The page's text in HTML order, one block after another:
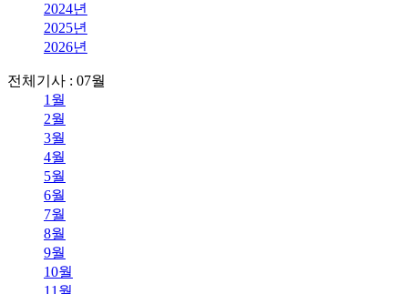
2024년
2025년
2026년
전체기사 : 07월
1월
2월
3월
4월
5월
6월
7월
8월
9월
10월